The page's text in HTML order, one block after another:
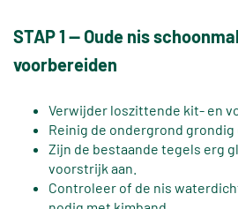
STAP 1 — Oude nis
voorbereiden
Verwijder loszittende kit- en
Reinig de ondergrond grondig
Zijn de bestaande tegels erg
voorstrijk aan.
Controleer of de nis